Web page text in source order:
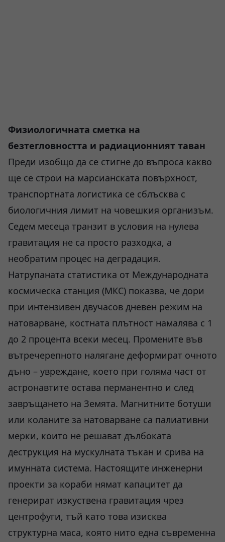
Физиологичната сметка на
безтегловността и радиационният таван
Преди изобщо да се стигне до въпроса какво
ще се строи на марсианската повърхност,
транспортната логистика се сблъсква с
биологичния лимит на човешкия организъм.
Седем месеца транзит в условия на нулева
гравитация не са просто разходка, а
необратим процес на деградация.
Натрупаната статистика от Международната
космическа станция (МКС) показва, че дори
при интензивен двучасов дневен режим на
натоварване, костната плътност намалява с 1
до 2 процента всеки месец. Промените във
вътречерепното налягане деформират очното
дъно – увреждане, което при голяма част от
астронавтите остава перманентно и след
завръщането на Земята. Магнитните ботуши
или коланите за натоварване са палиативни
мерки, които не решават дълбоката
деструкция на мускулната тъкан и срива на
имунната система. Настоящите инженерни
проекти за кораби нямат капацитет да
генерират изкуствена гравитация чрез
центрофуги, тъй като това изисква
структурна маса, която нито една съвременна